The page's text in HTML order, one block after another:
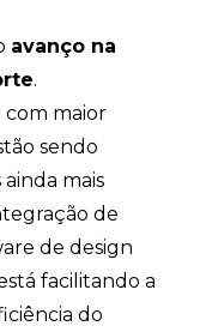
avanço na
.
com maior
sendo
mais
de
de design
facilitando a
do